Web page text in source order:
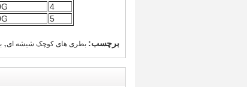
4
5
برچسب: بطری های کوچک شیشه ای,